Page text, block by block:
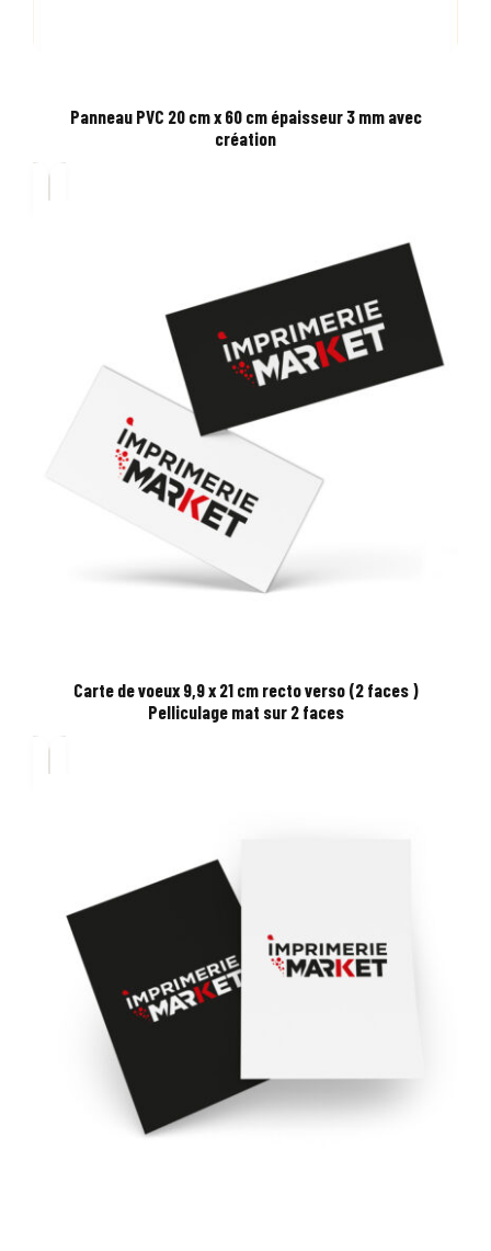
Panneau PVC 20 cm x 60 cm épaisseur 3 mm avec
création
Carte de voeux 9,9 x 21 cm recto verso (2 faces )
Pelliculage mat sur 2 faces